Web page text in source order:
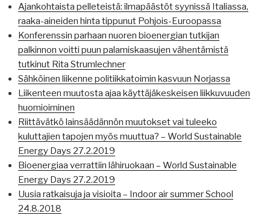
Ajankohtaista pelleteistä: ilmapäästöt syynissä Italiassa,
raaka-aineiden hinta tippunut Pohjois-Euroopassa
Konferenssin parhaan nuoren bioenergian tutkijan
palkinnon voitti puun palamiskaasujen vähentämistä
tutkinut Rita Strumlechner
Sähköinen liikenne politiikkatoimin kasvuun Norjassa
Liikenteen muutosta ajaa käyttäjäkeskeisen liikkuvuuden
huomioiminen
Riittävätkö lainsäädännön muutokset vai tuleeko
kuluttajien tapojen myös muuttua? – World Sustainable
Energy Days 27.2.2019
Bioenergiaa verrattiin lähiruokaan – World Sustainable
Energy Days 27.2.2019
Uusia ratkaisuja ja visioita – Indoor air summer School
24.8.2018